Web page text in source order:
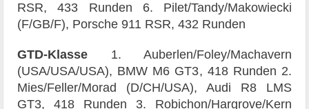
RSR, 433 Runden 6. Pilet/Tandy/Makowiecki
(F/GB/F), Porsche 911 RSR, 432 Runden
GTD-Klasse 1. Auberlen/Foley/Machavern
(USA/USA/USA), BMW M6 GT3, 418 Runden 2.
Mies/Feller/Morad (D/CH/USA), Audi R8 LMS
GT3, 418 Runden 3. Robichon/Hargrove/Kern